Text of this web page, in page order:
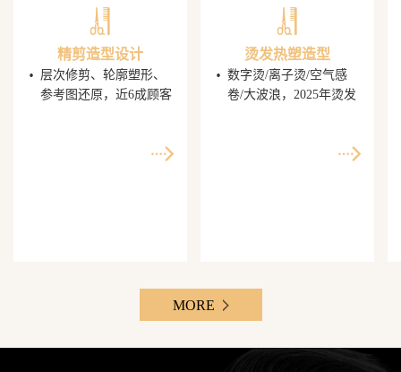
精剪造型设计
· 层次修剪、轮廓塑形、
参考图还原，近6成顾客
烫发热塑造型
· 数字烫/离子烫/空气感
卷/大波浪，2025年烫发
世代最爱分享的发型设
MORE